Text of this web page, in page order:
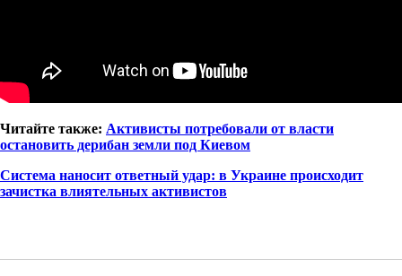
Читайте также: Активисты потребовали от власти
остановить дерибан земли под Киевом
Система наносит ответный удар: в Украине происходит
зачистка влиятельных активистов